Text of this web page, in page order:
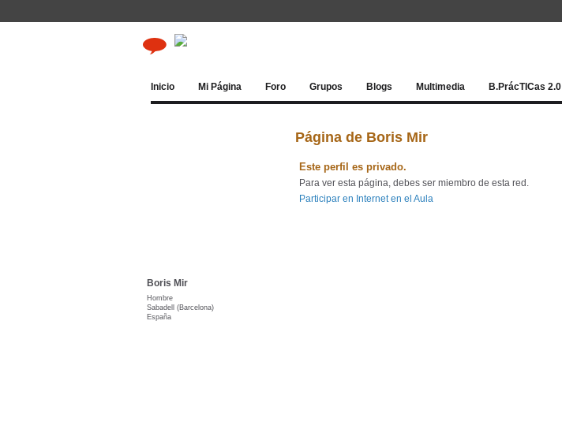
Inicio Mi Página Foro Grupos Blogs Multimedia B.PrácTICas 2.0
Boris Mir
Hombre
Sabadell (Barcelona)
España
Página de Boris Mir
Este perfil es privado.
Para ver esta página, debes ser miembro de esta red.
Participar en Internet en el Aula